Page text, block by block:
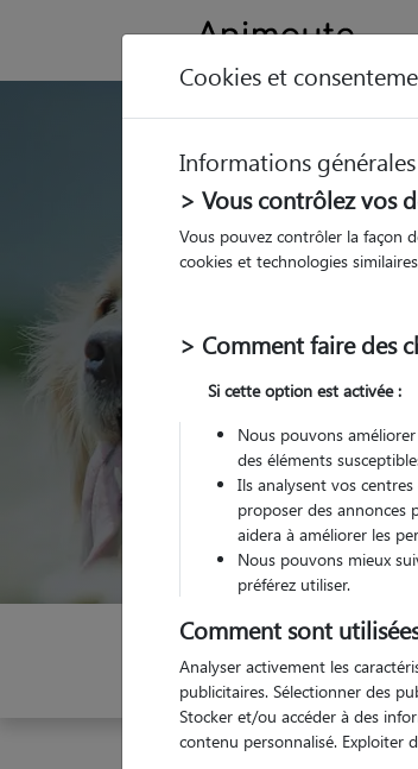
Trouvez
Vauvenargues
Indiquez vos
Cookies et
Informations générales
> Vous contrôlez vos
Vous pouvez contrôler la façon
cookies et technologies
> Comment faire des
Si cette option est activée :
Nous pouvons
des éléments
Ils analysent vos
proposer des annonces
aidera à améliorer les
Nous pouvons mieux
préférez utiliser.
Comment sont
Analyser activement les
publicitaires. Sélectionner des
Stocker et/ou accéder à des
contenu personnalisé. Exploiter